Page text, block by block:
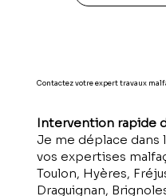
Contactez votre expert travaux
Intervention rapide
Je me déplace dans
vos expertises
Toulon, Hyères,
Draguignan,